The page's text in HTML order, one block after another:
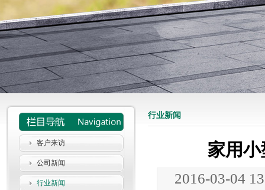
客户来访
公司新闻
行业新闻
行业新闻
家用
2016-03-04